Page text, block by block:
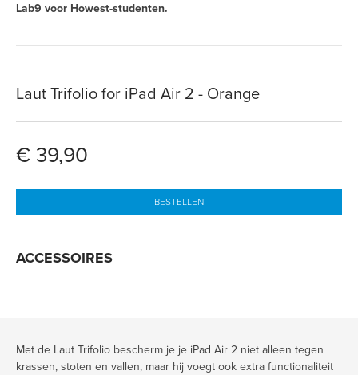
Lab9 voor Howest-studenten.
Laut Trifolio for iPad Air 2 - Orange
€ 39,90
BESTELLEN
ACCESSOIRES
Met de Laut Trifolio bescherm je je iPad Air 2 niet alleen tegen
krassen, stoten en vallen, maar hij voegt ook extra functionaliteit